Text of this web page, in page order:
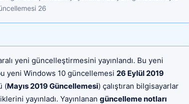
26
yeni güncelleştirmesini yayınlandı. Bu yeni
yeni Windows 10 güncellemesi 26 Eylül 2019
(Mayıs 2019 Güncellemesi) çalıştıran bilgisayarlar
yayınladı. Yayınlanan güncelleme notları